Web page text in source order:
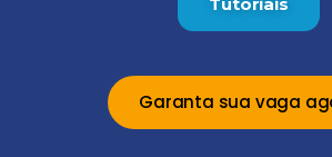
Tutoriais
Garanta sua vaga